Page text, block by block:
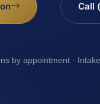
Call
by appointment ·